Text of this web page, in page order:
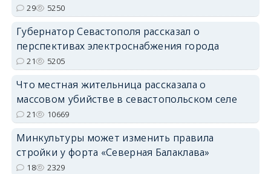
29 5250
Губернатор Севастополя рассказал о
перспективах электроснабжения города
21 5205
Что местная жительница рассказала о
массовом убийстве в севастопольском селе
21 10669
Минкультуры может изменить правила
стройки у форта «Северная Балаклава»
18 2329